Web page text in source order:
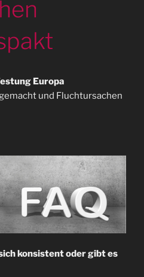
Europa
und Fluchtursachen
konsistent oder gibt es